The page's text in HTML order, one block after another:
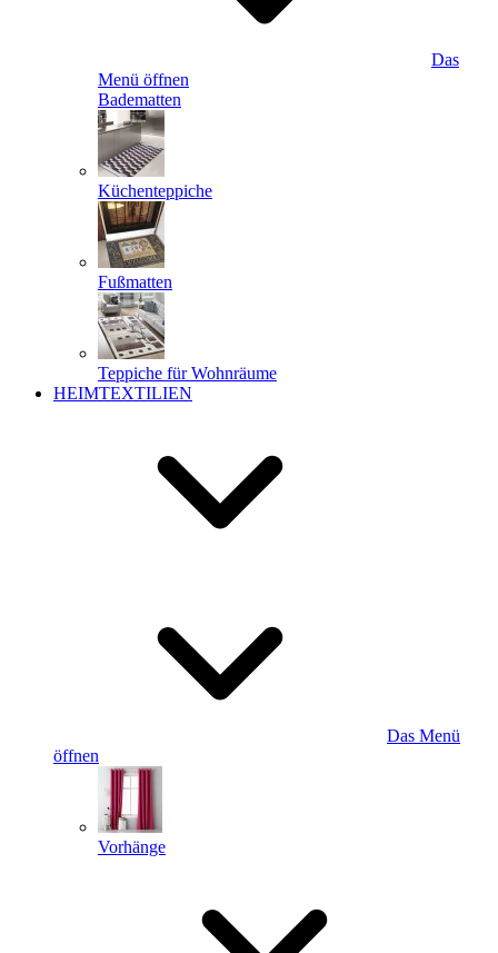
Das
Menü öffnen
Badematten
Küchenteppiche
Fußmatten
Teppiche für Wohnräume
HEIMTEXTILIEN
Das Menü
öffnen
Vorhänge